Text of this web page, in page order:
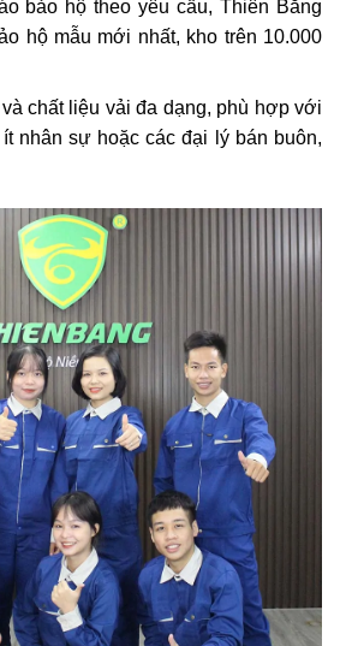
bảo hộ theo yêu cầu, Thiên Bằng
hộ mẫu mới nhất, kho trên 10.000
chất liệu vải đa dạng, phù hợp với
nhân sự hoặc các đại lý bán buôn,